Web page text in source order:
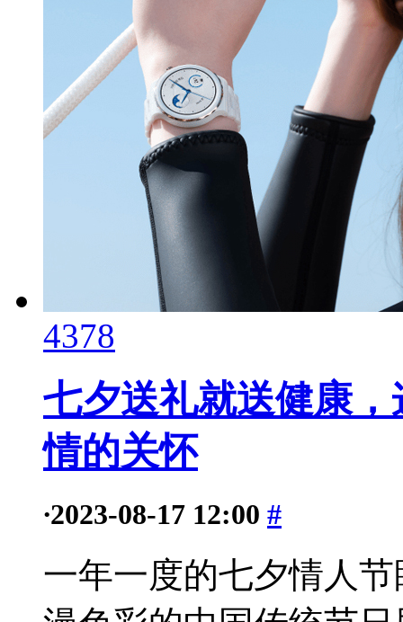
4378
七夕送礼就送健康
情的关怀
·2023-08-17 12:00 #
一年一度的七夕情人